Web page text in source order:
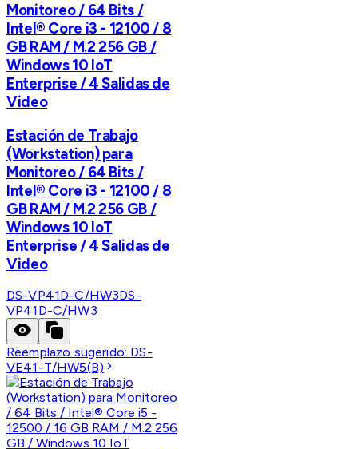
Monitoreo / 64 Bits /
Intel® Core i3 - 12100 / 8
GB RAM / M.2 256 GB /
Windows 10 IoT
Enterprise / 4 Salidas de
Video
Estación de Trabajo
(Workstation) para
Monitoreo / 64 Bits /
Intel® Core i3 - 12100 / 8
GB RAM / M.2 256 GB /
Windows 10 IoT
Enterprise / 4 Salidas de
Video
DS-VP41D-C/HW3DS-
VP41D-C/HW3
Reemplazo sugerido: DS-
VE41-T/HW5(B)